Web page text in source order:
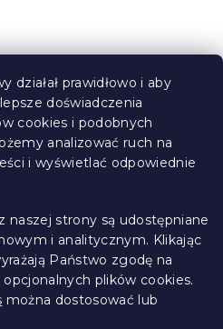
działał prawidłowo i aby
doświadczenia
cookies i podobnych
analizować ruch na
i wyświetlać odpowiednie
naszej strony są udostępniane
i analitycznym. Klikając
Państwo zgodę na
plików cookies.
można dostosować lub
TAUPEXA